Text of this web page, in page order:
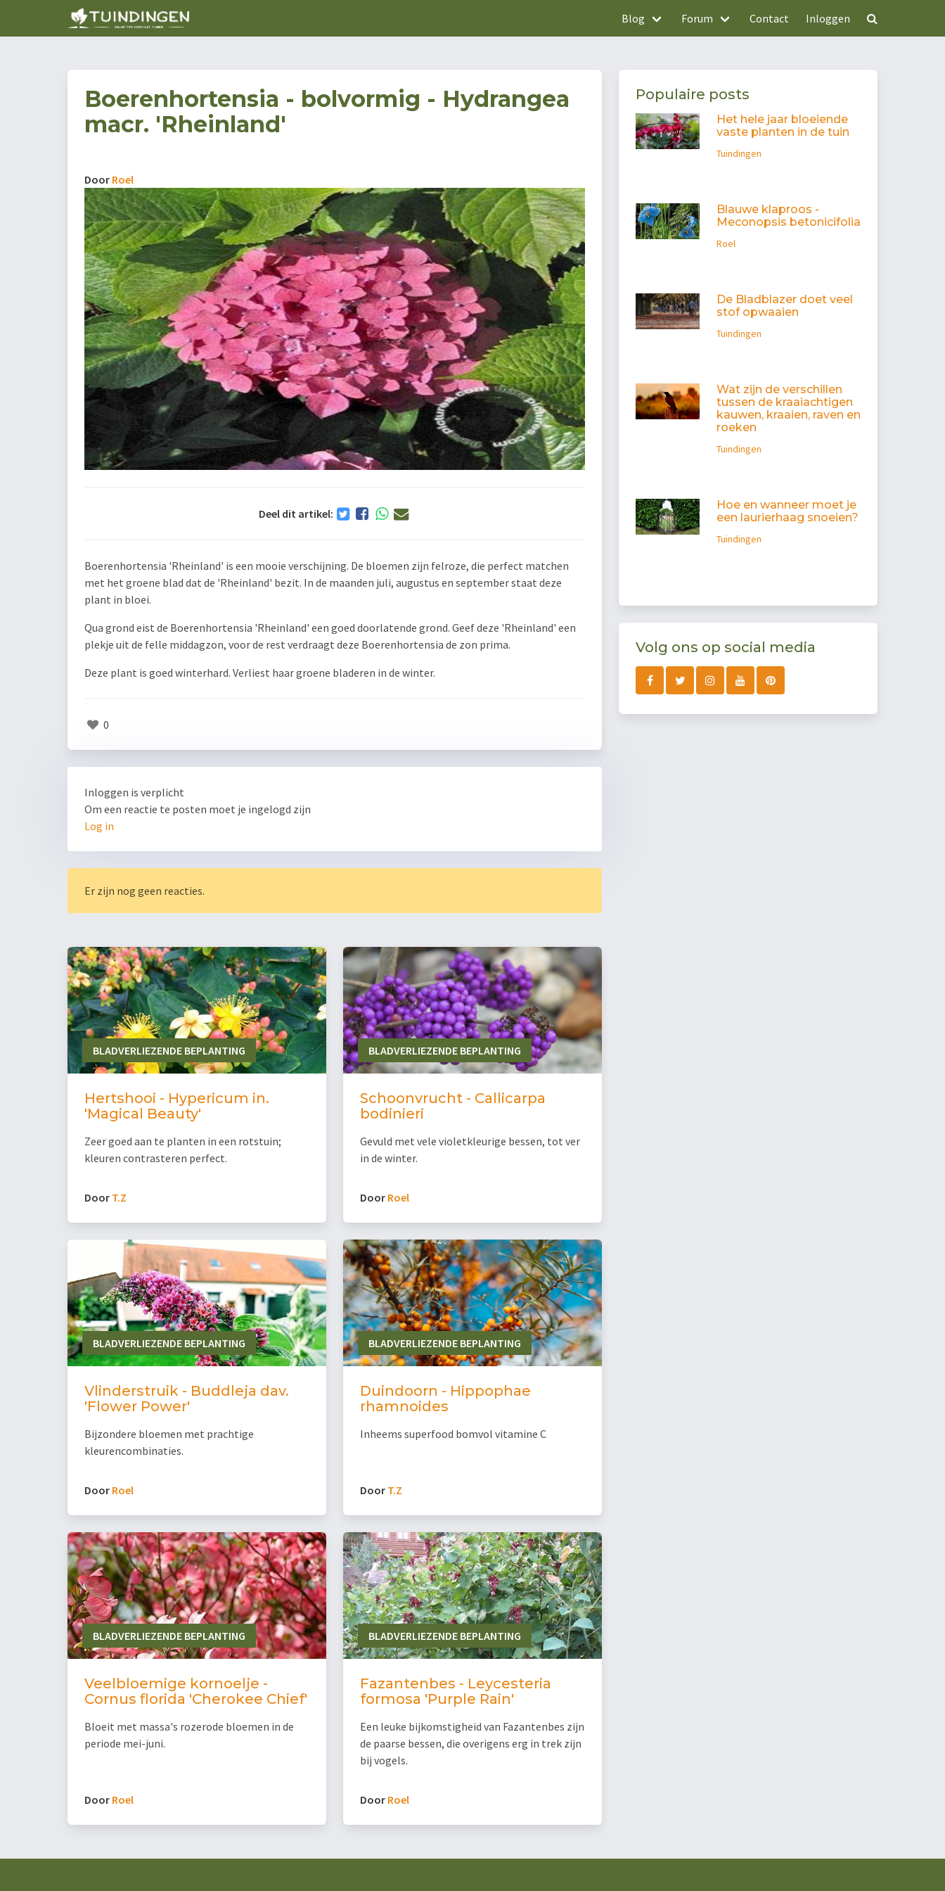
Blog Forum Contact Inloggen
Boerenhortensia - bolvormig - Hydrangea
macr. 'Rheinland'
Door Roel
Deel dit artikel:
Boerenhortensia 'Rheinland' is een mooie verschijning. De bloemen zijn felroze, die perfect matchen
met het groene blad dat de 'Rheinland' bezit. In de maanden juli, augustus en september staat deze
plant in bloei.
Qua grond eist de Boerenhortensia 'Rheinland' een goed doorlatende grond. Geef deze 'Rheinland' een
plekje uit de felle middagzon, voor de rest verdraagt deze Boerenhortensia de zon prima.
Deze plant is goed winterhard. Verliest haar groene bladeren in de winter.
0
Inloggen is verplicht
Om een reactie te posten moet je ingelogd zijn
Log in
Er zijn nog geen reacties.
BLADVERLIEZENDE BEPLANTING
Hertshooi - Hypericum in.
'Magical Beauty'
Zeer goed aan te planten in een rotstuin;
kleuren contrasteren perfect.
Door T.Z
BLADVERLIEZENDE BEPLANTING
Schoonvrucht - Callicarpa
bodinieri
Gevuld met vele violetkleurige bessen, tot ver
in de winter.
Door Roel
BLADVERLIEZENDE BEPLANTING
Vlinderstruik - Buddleja dav.
'Flower Power'
Bijzondere bloemen met prachtige
kleurencombinaties.
Door Roel
BLADVERLIEZENDE BEPLANTING
Duindoorn - Hippophae
rhamnoides
Inheems superfood bomvol vitamine C
Door T.Z
BLADVERLIEZENDE BEPLANTING
Veelbloemige kornoelje -
Cornus florida 'Cherokee Chief'
Bloeit met massa's rozerode bloemen in de
periode mei-juni.
Door Roel
BLADVERLIEZENDE BEPLANTING
Fazantenbes - Leycesteria
formosa 'Purple Rain'
Een leuke bijkomstigheid van Fazantenbes zijn
de paarse bessen, die overigens erg in trek zijn
bij vogels.
Door Roel
Populaire posts
Het hele jaar bloeiende
vaste planten in de tuin
Tuindingen
Blauwe klaproos -
Meconopsis betonicifolia
Roel
De Bladblazer doet veel
stof opwaaien
Tuindingen
Wat zijn de verschillen
tussen de kraaiachtigen
kauwen, kraaien, raven en
roeken
Tuindingen
Hoe en wanneer moet je
een laurierhaag snoeien?
Tuindingen
Volg ons op social media